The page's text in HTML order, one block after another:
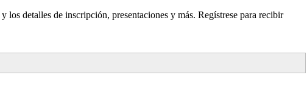
y los detalles de inscripción, presentaciones y más. Regístrese para recibir